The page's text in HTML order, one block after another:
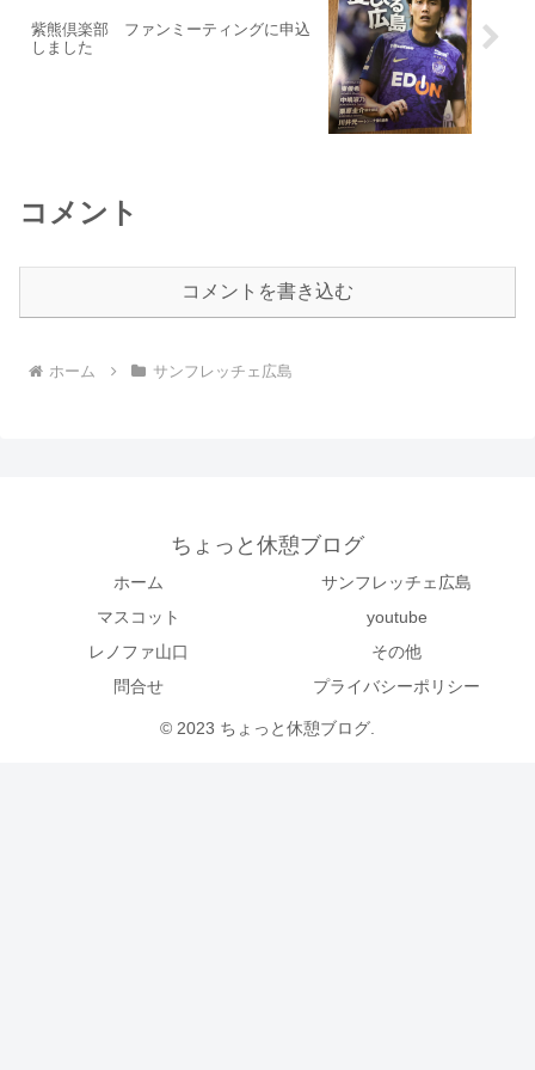
紫熊倶楽部 ファンミーティングに申込
しました
コメント
コメントを書き込む
ホーム サンフレッチェ広島
ちょっと休憩ブログ
ホーム
サンフレッチェ広島
マスコット
youtube
レノファ山口
その他
問合せ
プライバシーポリシー
© 2023 ちょっと休憩ブログ.